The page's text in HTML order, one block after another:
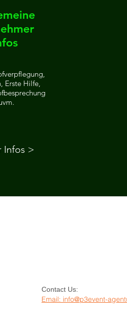
Erste Hilfe,
Infos >
Contact Us:
Email: info@p3event-